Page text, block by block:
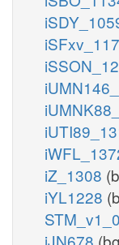
iZ_1308
iYL1228
STM_v1_0
iJN678